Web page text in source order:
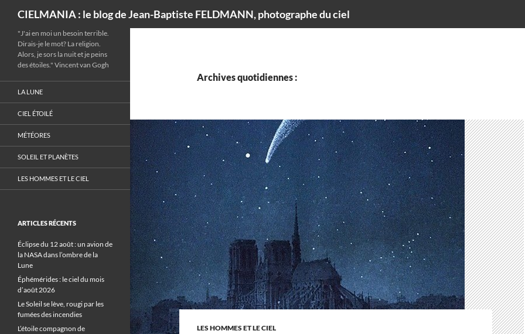
CIELMANIA : le blog de Jean-Baptiste FELDMANN, photographe du ciel
Archives quotidiennes :
LES HOMMES ET LE CIEL
"J'ai en moi un besoin terrible.
Dirais-je le mot? La religion.
Alors, je sors la nuit et je peins
des étoiles." Vincent van Gogh
LA LUNE
CIEL ÉTOILÉ
MÉTÉORES
SOLEIL ET PLANÈTES
LES HOMMES ET LE CIEL
ARTICLES RÉCENTS
Éclipse du 12 août : un avion de
la NASA dans l’ombre de la
Lune
Éphémérides : le ciel du mois
d’août 2026
Le Soleil se lève, rougi par les
fumées des incendies
L’étoile compagnon de